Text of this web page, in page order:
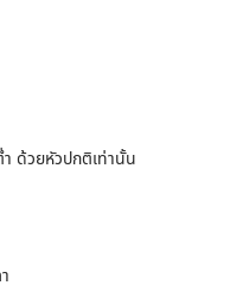
ด้วยหัวปกติเท่านั้น